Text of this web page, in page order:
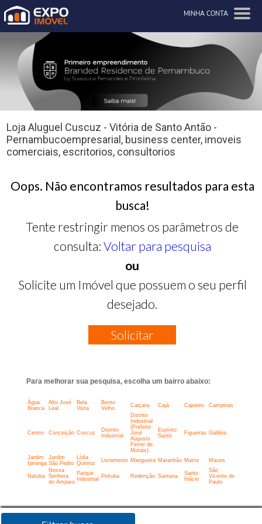
MINHA CONTA
Loja Aluguel Cuscuz - Vitória de Santo Antão -
Pernambucoempresarial, business center, imoveis
comerciais, escritorios, consultorios
Oops. Não encontramos resultados para esta
busca!
Tente restringir menos os parâmetros de
consulta: Voltar para pesquisa
ou
Solicite um Imóvel que possuem o seu perfil
desejado.
Solicitar
Para melhorar sua pesquisa, escolha um bairro abaixo:
Água
Branca
Alto José
Leal
Bela
Vista
Bento
Velho
Caiçara Cajá Cajueiro Campinas
Centro Conceição Cuscuz
Distrito
Industrial
Distrito
Industrial
(Prefeito
José
Augusto
Ferrer de
Morais)
Espírito
Santo
Figueiras Galiléia
Jardim
Ipiranga
Jardim
São Pedro
Lídia
Queiroz
Livramento Mangueira Maranhão Matriz Maues
Natuba
Nossa
Senhora
do Amparo
Parque
Industrial
Pirituba Redenção Santana
Santo
Inácio
São
Vicente de
Paulo